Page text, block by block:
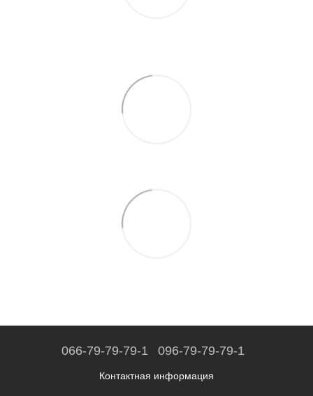
066-79-79-79-1 096-79-79-79-1
Контактная информация